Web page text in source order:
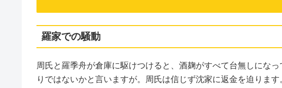
羅家での騒動
周氏と羅季舟が倉庫に駆けつけると、酒麹がすべて台無しにな
りではないかと言いますが。周氏は信じず沈家に返金を迫りま